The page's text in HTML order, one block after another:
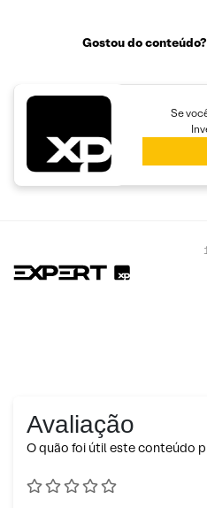
Gostou do
Se
Avaliação
O quão foi útil este conteúdo